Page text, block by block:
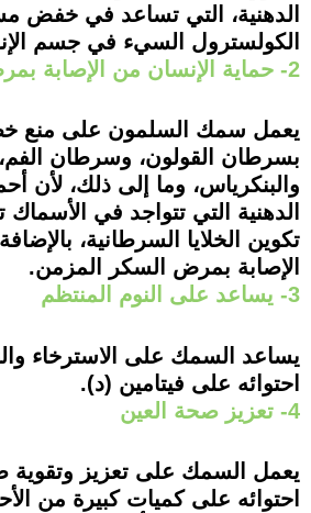
الدهنية، التي تساعد في خفض
الكولسترول السيء في جسم
2- حماية الإنسان من الإصابة بمرض السرطان
يعمل سمك السلمون على منع
بسرطان القولون، وسرطان
الدهنية التي تتواجد في
تكوين الخلايا السرطانية،
الإصابة بمرض السكر المزمن.
3- يساعد على النوم المنتظم
يساعد السمك على الاسترخاء
احتوائه على فيتامين (د).
4- تعزيز صحة العين
يعمل السمك على تعزيز وتقوية
احتوائه على كميات كبيرة من